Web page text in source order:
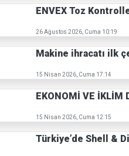
ENVEX Toz
26 Ağustos 2026, Cuma 10:19
Makine ihracatı ilk
15 Nisan 2026, Cuma 17:14
EKONOMİ VE İKLİM
15 Nisan 2026, Cuma 12:15
Türkiye’de Shell &